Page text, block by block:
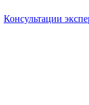
Консультации